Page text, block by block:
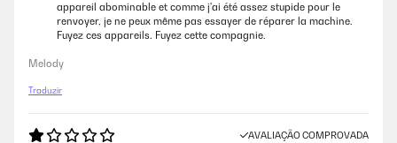
appareil abominable et comme j'ai été assez stupide pour le
renvoyer, je ne peux même pas essayer de réparer la machine.
Fuyez ces appareils. Fuyez cette compagnie.
Melody
Traduzir
AVALIAÇÃO COMPROVADA